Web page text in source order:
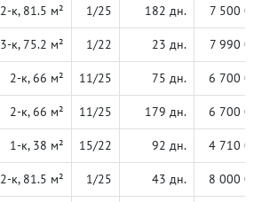
2-к, 81.5 м² 1/25 182 дн. 7 500
3-к, 75.2 м² 1/22 23 дн. 7 990
2-к, 66 м² 11/25 75 дн. 6 700
2-к, 66 м² 11/25 179 дн. 6 700
1-к, 38 м² 15/22 92 дн. 4 710
2-к, 81.5 м² 1/25 43 дн. 8 000